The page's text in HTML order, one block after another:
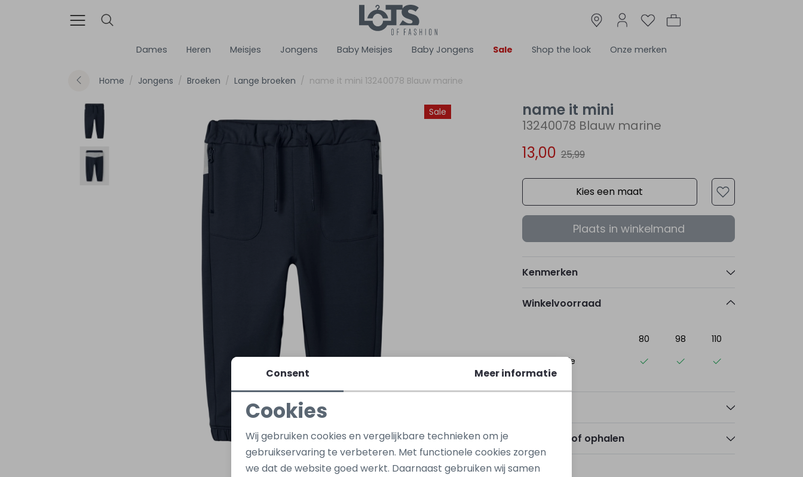
Dames Heren Meisjes Jongens Baby Meisjes Baby Jongens Sale Shop the look Onze merken
Home Jongens Broeken Lange broeken name it mini 13240078 Blauw marine
Sale name it mini
13240078 Blauw marine
13,00 25,99
Kies een maat
Plaats in winkelmand
Kenmerken
Winkelvoorraad
80 98
110
Hoogerheide
Bezorgen of ophalen
Noodzakelijke cookies
Analytische cookies Marketing cookies
Consent Meer informatie
Cookies
Wij gebruiken cookies en vergelijkbare technieken om je
gebruikservaring te verbeteren. Met functionele cookies zorgen
we dat de website goed werkt. Daarnaast gebruiken wij samen